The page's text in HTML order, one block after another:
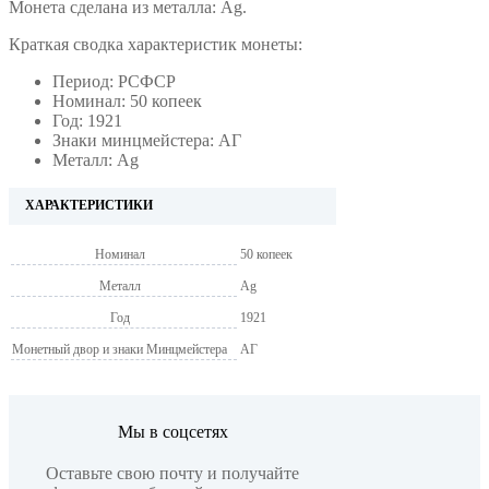
Монета сделана из металла: Ag.
Краткая сводка характеристик монеты:
Период: РСФСР
Номинал: 50 копеек
Год: 1921
Знаки минцмейстера: АГ
Металл: Ag
ХАРАКТЕРИСТИКИ
Номинал 50 копеек
Металл Ag
Год 1921
Монетный двор и знаки Минцмейстера АГ
Мы в соцсетях
Оставьте свою почту и получайте